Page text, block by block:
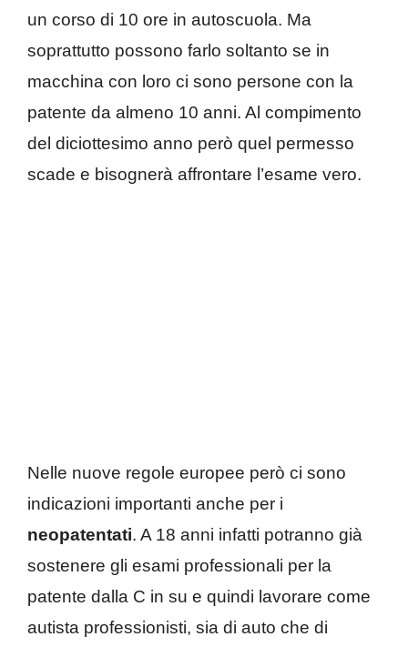
un corso di 10 ore in autoscuola. Ma
soprattutto possono farlo soltanto se in
macchina con loro ci sono persone con la
patente da almeno 10 anni. Al compimento
del diciottesimo anno però quel permesso
scade e bisognerà affrontare l’esame vero.
Nelle nuove regole europee però ci sono
indicazioni importanti anche per i
neopatentati. A 18 anni infatti potranno già
sostenere gli esami professionali per la
patente dalla C in su e quindi lavorare come
autista professionisti, sia di auto che di